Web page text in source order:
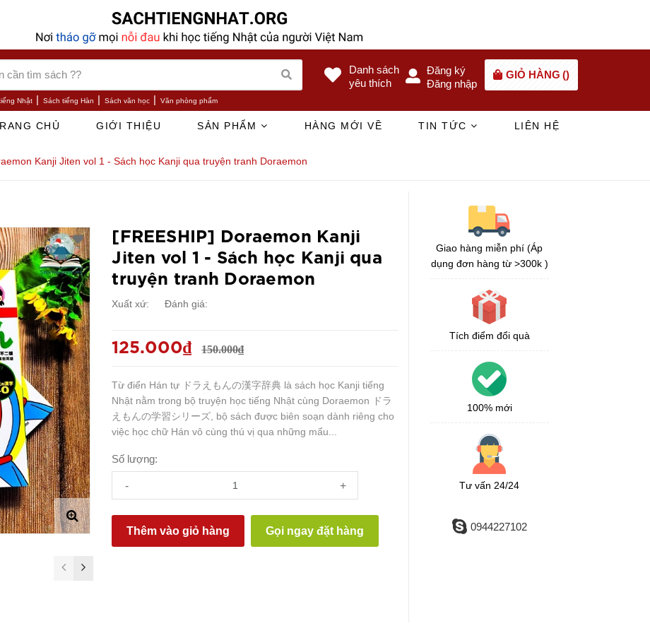
Nhật | Sách tiếng Hàn | Sách văn học | Văn phòng phẩm
Danh sách
yêu thích
Đăng ký
Đăng nhập
GIỎ HÀNG ()
CHỦ GIỚI THIỆU SẢN PHẨM HÀNG MỚI VỀ TIN TỨC LIÊN HỆ
Kanji Jiten vol 1 - Sách học Kanji qua truyện tranh Doraemon
[FREESHIP] Doraemon Kanji
Jiten vol 1 - Sách học Kanji qua
truyện tranh Doraemon
Xuất xứ: Đánh giá:
125.000₫ 150.000₫
Từ điển Hán tự ドラえもんの漢字辞典 là sách học Kanji tiếng
Nhật nằm trong bộ truyện học tiếng Nhật cùng Doraemon ドラ
えもんの学習シリーズ, bộ sách được biên soạn dành riêng cho
việc học chữ Hán vô cùng thú vị qua những mẩu...
Số lượng:
- +
Thêm vào giỏ hàng Gọi ngay đặt hàng
Giao hàng miễn phí (Áp
dụng đơn hàng từ >300k )
Tích điểm đổi quà
100% mới
Tư vấn 24/24
0944227102